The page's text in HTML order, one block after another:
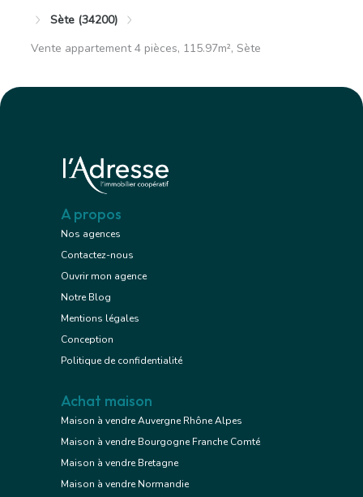
Sète (34200)
Vente appartement 4 pièces, 115.97m², Sète
A propos
Nos agences
Contactez-nous
Ouvrir mon agence
Notre Blog
Mentions légales
Conception
Politique de confidentialité
Achat maison
Maison à vendre Auvergne Rhône Alpes
Maison à vendre Bourgogne Franche Comté
Maison à vendre Bretagne
Maison à vendre Normandie